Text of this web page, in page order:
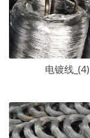
电镀线_(4)